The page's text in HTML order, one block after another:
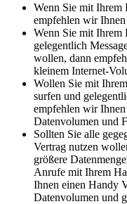
Wenn Sie mit Ihrem
empfehlen wir
Wenn Sie mit Ihrem
gelegentlich
wollen, dann
kleinem Internet-
Wollen Sie mit
surfen und
empfehlen wir
Datenvolumen und
Sollten Sie alle
Vertrag nutzen
größere
Anrufe mit Ihrem
Ihnen einen Handy
Datenvolumen und